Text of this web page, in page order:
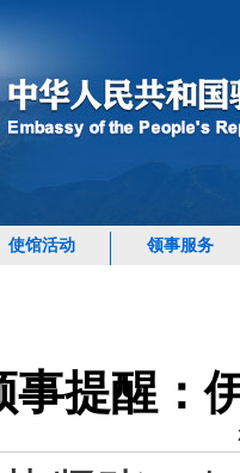
使馆活动 领事服务
事提醒：